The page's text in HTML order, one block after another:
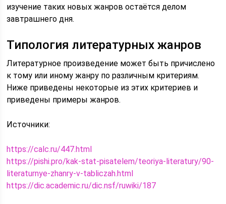
изучение таких новых жанров остаётся делом
завтрашнего дня.
Типология литературных жанров
Литературное произведение может быть причислено
к тому или иному жанру по различным критериям.
Ниже приведены некоторые из этих критериев и
приведены примеры жанров.
Источники:
https://calc.ru/447.html
https://pishi.pro/kak-stat-pisatelem/teoriya-literatury/90-
literaturnye-zhanry-v-tabliczah.html
https://dic.academic.ru/dic.nsf/ruwiki/187